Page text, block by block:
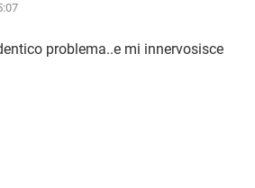
problema..e mi innervosisce